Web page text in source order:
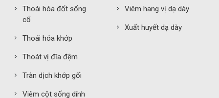
Thoái hóa đốt sống
cổ
Thoái hóa khớp
Thoát vị đĩa đệm
Tràn dịch khớp gối
Viêm cột sống dính
Viêm hang vị dạ dày
Xuất huyết dạ dày